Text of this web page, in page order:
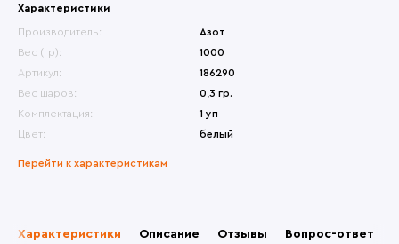
Характеристики
Производитель:
Азот
Вес (гр):
1000
Артикул:
186290
Вес шаров:
0,3 гр.
Комплектация:
1 уп
Цвет:
белый
Перейти к характеристикам
Характеристики Описание Отзывы Вопрос-ответ